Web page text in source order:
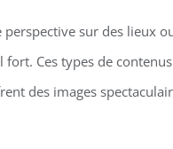
sur des lieux
Ces types de
des images